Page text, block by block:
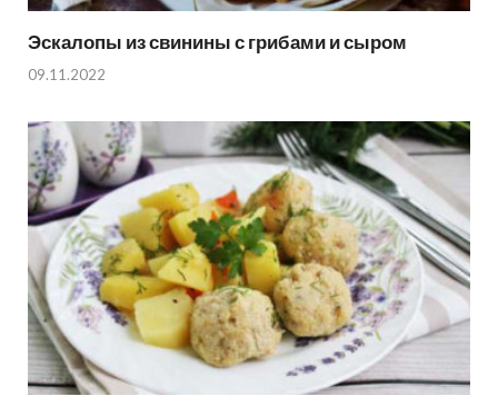
Эскалопы из свинины с грибами и сыром
09.11.2022